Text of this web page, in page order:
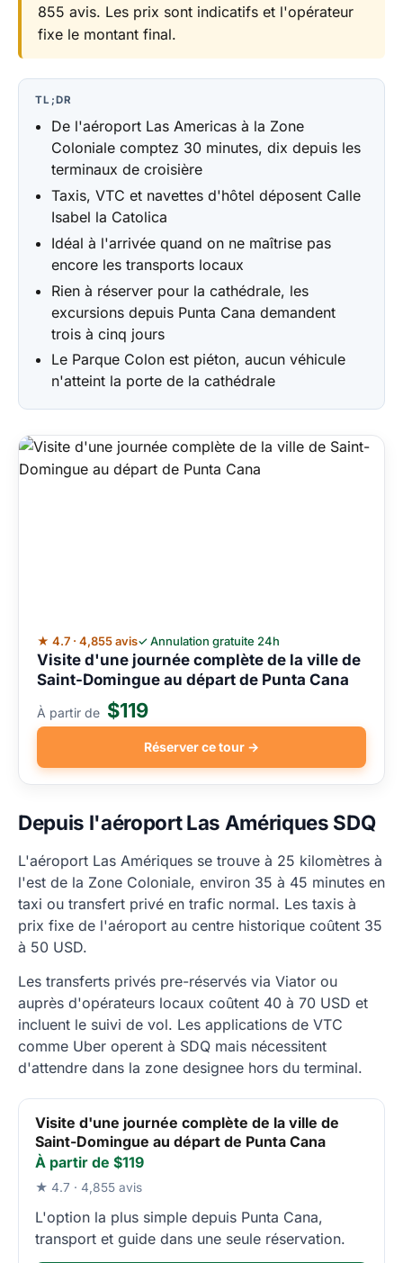
855 avis. Les prix sont indicatifs et l'opérateur
fixe le montant final.
TL;DR
De l'aéroport Las Americas à la Zone
Coloniale comptez 30 minutes, dix depuis les
terminaux de croisière
Taxis, VTC et navettes d'hôtel déposent Calle
Isabel la Catolica
Idéal à l'arrivée quand on ne maîtrise pas
encore les transports locaux
Rien à réserver pour la cathédrale, les
excursions depuis Punta Cana demandent
trois à cinq jours
Le Parque Colon est piéton, aucun véhicule
n'atteint la porte de la cathédrale
★ 4.7 · 4,855 avis✓ Annulation gratuite 24h
Visite d'une journée complète de la ville de
Saint-Domingue au départ de Punta Cana
À partir de $119
Réserver ce tour →
Depuis l'aéroport Las Amériques SDQ
L'aéroport Las Amériques se trouve à 25 kilomètres à
l'est de la Zone Coloniale, environ 35 à 45 minutes en
taxi ou transfert privé en trafic normal. Les taxis à
prix fixe de l'aéroport au centre historique coûtent 35
à 50 USD.
Les transferts privés pre-réservés via Viator ou
auprès d'opérateurs locaux coûtent 40 à 70 USD et
incluent le suivi de vol. Les applications de VTC
comme Uber operent à SDQ mais nécessitent
d'attendre dans la zone designee hors du terminal.
Visite d'une journée complète de la ville de
Saint-Domingue au départ de Punta Cana
À partir de $119
★ 4.7 · 4,855 avis
L'option la plus simple depuis Punta Cana,
transport et guide dans une seule réservation.